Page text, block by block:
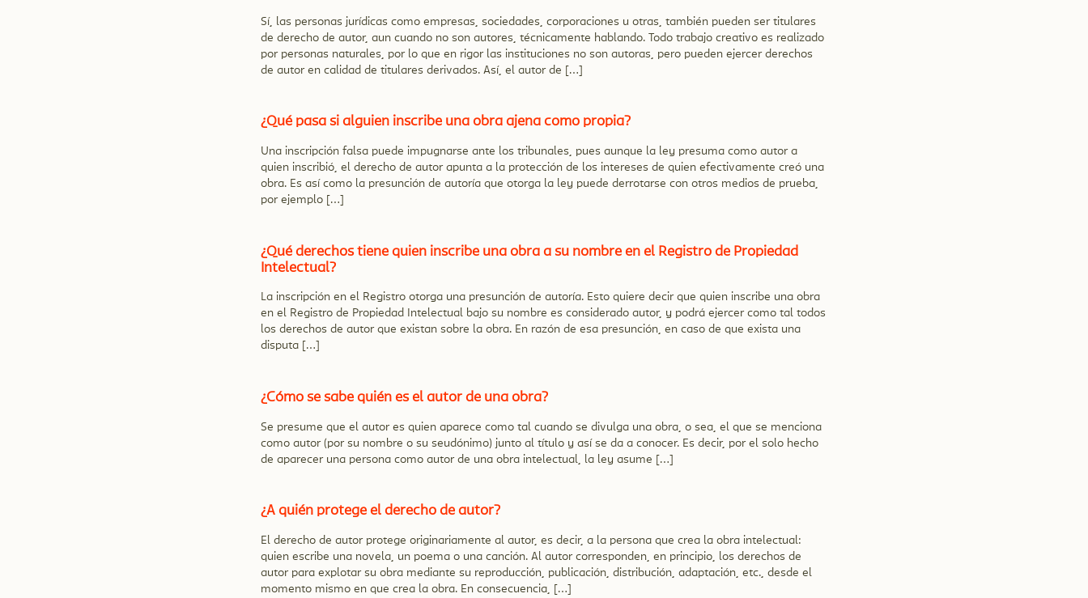
Sí, las personas jurídicas como empresas, sociedades, corporaciones u otras, también pueden ser titulares
de derecho de autor, aun cuando no son autores, técnicamente hablando. Todo trabajo creativo es realizado
por personas naturales, por lo que en rigor las instituciones no son autoras, pero pueden ejercer derechos
de autor en calidad de titulares derivados. Así, el autor de […]
¿Qué pasa si alguien inscribe una obra ajena como propia?
Una inscripción falsa puede impugnarse ante los tribunales, pues aunque la ley presuma como autor a
quien inscribió, el derecho de autor apunta a la protección de los intereses de quien efectivamente creó una
obra. Es así como la presunción de autoría que otorga la ley puede derrotarse con otros medios de prueba,
por ejemplo […]
¿Qué derechos tiene quien inscribe una obra a su nombre en el Registro de Propiedad
Intelectual?
La inscripción en el Registro otorga una presunción de autoría. Esto quiere decir que quien inscribe una obra
en el Registro de Propiedad Intelectual bajo su nombre es considerado autor, y podrá ejercer como tal todos
los derechos de autor que existan sobre la obra. En razón de esa presunción, en caso de que exista una
disputa […]
¿Cómo se sabe quién es el autor de una obra?
Se presume que el autor es quien aparece como tal cuando se divulga una obra, o sea, el que se menciona
como autor (por su nombre o su seudónimo) junto al título y así se da a conocer. Es decir, por el solo hecho
de aparecer una persona como autor de una obra intelectual, la ley asume […]
¿A quién protege el derecho de autor?
El derecho de autor protege originariamente al autor, es decir, a la persona que crea la obra intelectual:
quien escribe una novela, un poema o una canción. Al autor corresponden, en principio, los derechos de
autor para explotar su obra mediante su reproducción, publicación, distribución, adaptación, etc., desde el
momento mismo en que crea la obra. En consecuencia, […]